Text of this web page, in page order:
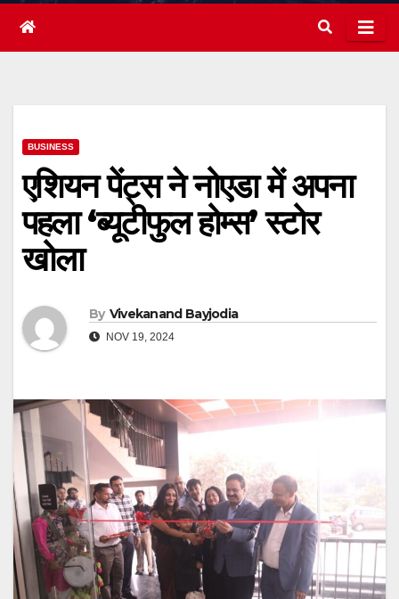
BUSINESS
एशियन पेंट्स ने नोएडा में अपना
पहला ‘ब्यूटीफुल होम्स’ स्टोर
खोला
By Vivekanand Bayjodia
NOV 19, 2024